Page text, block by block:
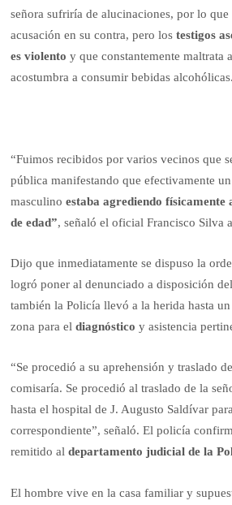
señora sufriría de alucinaciones, por lo que
acusación en su contra, pero lostestigos
es violentoy que constantemente maltrata
acostumbra a consumir bebidas alcohólicas.
“Fuimos recibidos por varios vecinos que
pública manifestando que efectivamente
masculinoestaba agrediendo físicamente
de edad”, señaló el oficial Francisco Silva
Dijo que inmediatamente se dispuso la
logró poner al denunciado a disposición
también la Policía llevó a la herida hasta
zona para eldiagnósticoy asistencia
“Se procedió a su aprehensión y traslado
comisaría. Se procedió al traslado de la
hasta el hospital de J. Augusto Saldívar
correspondiente”, señaló. El policía
remitido aldepartamento judicial de la
El hombre vive en la casa familiar y